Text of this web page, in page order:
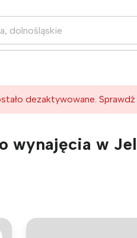
dezaktywowane.
wynajęcia w